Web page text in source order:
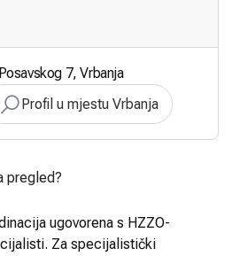
7, Vrbanja
Profil u mjestu Vrbanja
pregled?
ugovorena s HZZO-
Za specijalistički